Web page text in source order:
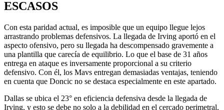
ESCASOS
Con esta paridad actual, es imposible que un equipo llegue lejos
arrastrando problemas defensivos. La llegada de Irving aportó en el
aspecto ofensivo, pero su llegada ha descompensado gravemente a
una plantilla que carecía de equilibrio. Lo que el base de 31 años
entrega en ataque es inversamente proporcional a su criterio
defensivo. Con él, los Mavs entregan demasiadas ventajas, teniendo
en cuenta que Doncic no se destaca especialmente en este apartado.
Dallas se ubica el 23° en eficiencia defensiva desde la llegada de
Irving, y esto se debe no solo a la debilidad en el cercado perimetral,